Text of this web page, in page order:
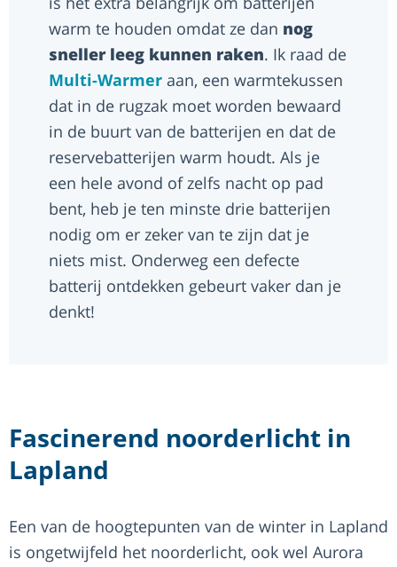
warm te houden omdat ze dan nog
sneller leeg kunnen raken. Ik raad de
Multi-Warmer aan, een warmtekussen
dat in de rugzak moet worden bewaard
in de buurt van de batterijen en dat de
reservebatterijen warm houdt. Als je
een hele avond of zelfs nacht op pad
bent, heb je ten minste drie batterijen
nodig om er zeker van te zijn dat je
niets mist. Onderweg een defecte
batterij ontdekken gebeurt vaker dan je
denkt!
Fascinerend noorderlicht in
Lapland
Een van de hoogtepunten van de winter in Lapland
is ongetwijfeld het noorderlicht, ook wel Aurora